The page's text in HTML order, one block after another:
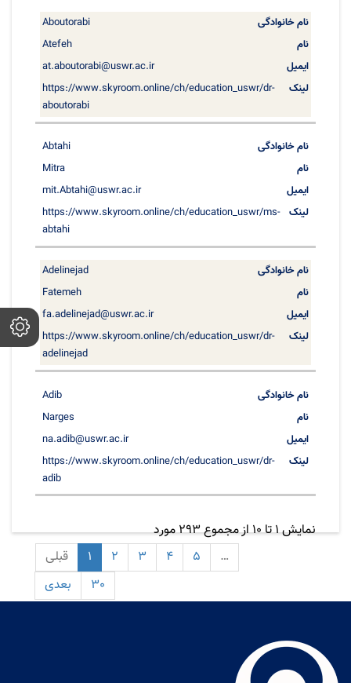
Aboutorabi
Atefeh
at.aboutorabi@uswr.ac.ir
https://www.skyroom.online/ch/education_uswr/dr-
aboutorabi
Abtahi
Mitra
mit.Abtahi@uswr.ac.ir
https://www.skyroom.online/ch/education_uswr/ms-
abtahi
Adelinejad
Fatemeh
fa.adelinejad@uswr.ac.ir
https://www.skyroom.online/ch/education_uswr/dr-
adelinejad
Adib
Narges
na.adib@uswr.ac.ir
https://www.skyroom.online/ch/education_uswr/dr-
adib
نمایش 1 تا 10 از مجموع 293 مورد
قبلی
1 2 3 4 5
…
30
بعدی